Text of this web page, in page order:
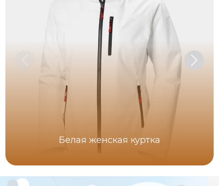
Белая женская куртка